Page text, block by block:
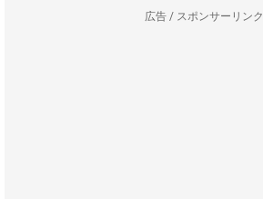
広告 / スポンサーリンク